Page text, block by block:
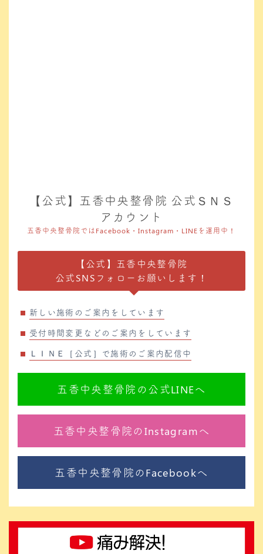
【公式】五香中央整骨院 公式ＳＮＳ
アカウント
五香中央整骨院ではFacebook・Instagram・LINEを運用中！
【公式】五香中央整骨院
公式SNSフォローお願いします！
新しい施術のご案内をしています
受付時間変更などのご案内をしています
ＬＩＮＥ［公式］で施術のご案内配信中
五香中央整骨院の公式LINEへ
五香中央整骨院のInstagramへ
五香中央整骨院のFacebookへ